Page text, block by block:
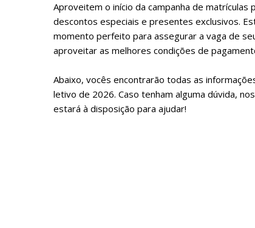
Aproveitem o início da campanha de matrículas
descontos especiais e presentes exclusivos.
momento perfeito para assegurar a vaga de
aproveitar as melhores condições de
Abaixo, vocês encontrarão todas as
letivo de 2026. Caso tenham alguma dúvida,
estará à disposição para ajudar!